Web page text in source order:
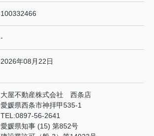
100332466
-
2026年08月22日
大屋不動産株式会社 西条店
愛媛県西条市神拝甲535-1
TEL:0897-56-2641
愛媛県知事 (15) 第852号